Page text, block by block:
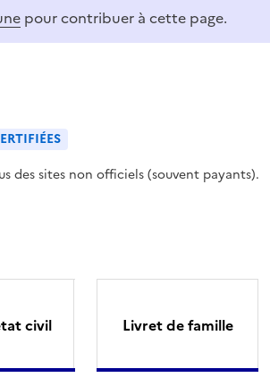
pour contribuer à cette page.
des sites non officiels (souvent payants).
civil Livret de famille